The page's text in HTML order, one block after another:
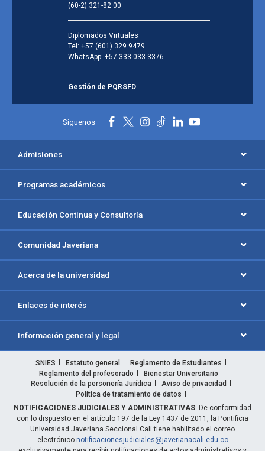
(60-2) 321-82 00
Diplomados Virtuales
Tel: +57 (601) 329 9479
WhatsApp: +57 333 033 3376
Gestión de PQRSFD
Síguenos
Admisiones
Programas académicos
Educación Continua y Consultoría
Comunidad Javeriana
Acerca de la universidad
Enlaces de interés
Información general y legal
SNIES Estatuto general
Reglamento de Estudiantes
Reglamento del profesorado
Bienestar Universitario
Resolución de la personería Jurídica
Aviso de privacidad
Política de tratamiento de datos
NOTIFICACIONES JUDICIALES Y ADMINISTRATIVAS: De conformidad
con lo dispuesto en el artículo 197 de la Ley 1437 de 2011, la Pontificia
Universidad Javeriana Seccional Cali tiene habilitado el correo
electrónico notificacionesjudiciales@javerianacali.edu.co